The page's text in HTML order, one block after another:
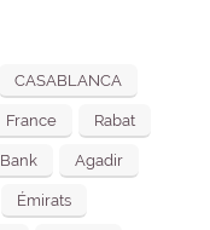
CASABLANCA
France Rabat
Bank Agadir
Émirats